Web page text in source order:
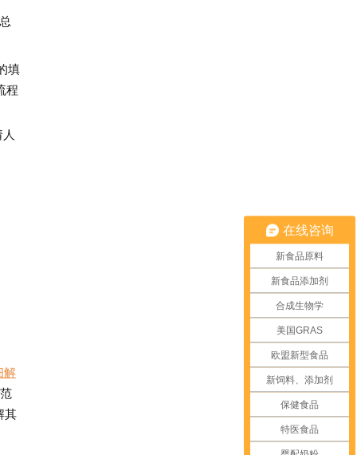
填
程
解
其
在线咨询
新食品原料
新食品添加剂
合成生物学
美国GRAS
欧盟新型食品
新饲料、添加剂
保健食品
特医食品